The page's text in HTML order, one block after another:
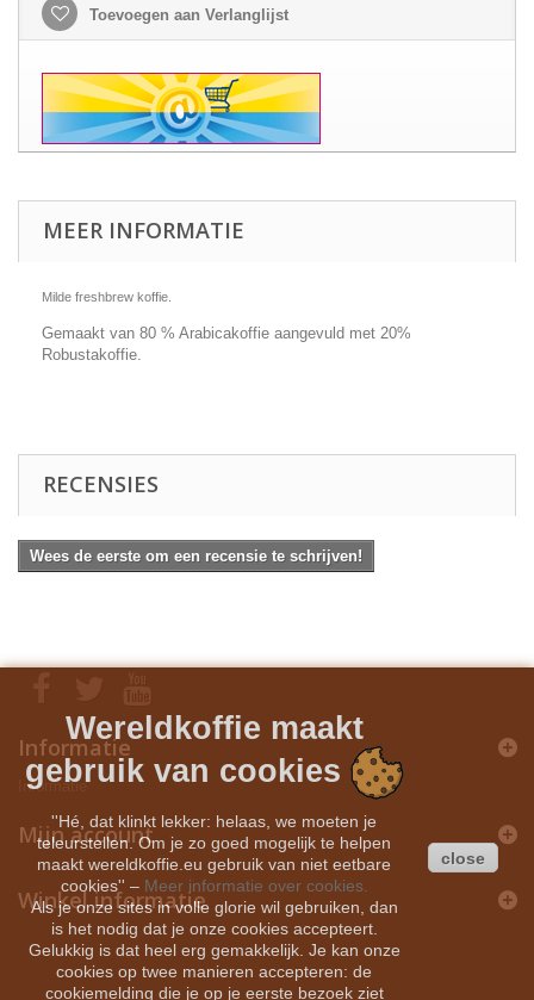
Toevoegen aan Verlanglijst
MEER INFORMATIE
Milde freshbrew koffie.
Gemaakt van 80 % Arabicakoffie aangevuld met 20%
Robustakoffie.
RECENSIES
Wees de eerste om een recensie te schrijven!
Informatie
Informatie
Mijn account
Winkel informatie
Wereldkoffie maakt
gebruik van cookies
''Hé, dat klinkt lekker: helaas, we moeten je
teleurstellen. Om je zo goed mogelijk te helpen
maakt wereldkoffie.eu gebruik van niet eetbare
cookies'' – Meer informatie over cookies.
Als je onze sites in volle glorie wil gebruiken, dan
is het nodig dat je onze cookies accepteert.
Gelukkig is dat heel erg gemakkelijk. Je kan onze
cookies op twee manieren accepteren: de
cookiemelding die je op je eerste bezoek ziet
close